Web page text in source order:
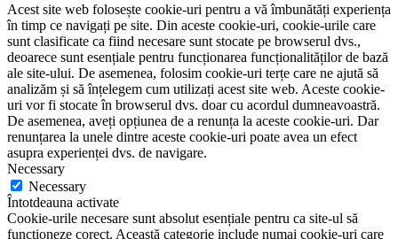
Acest site web folosește cookie-uri pentru a vă îmbunătăți experiența
în timp ce navigați pe site. Din aceste cookie-uri, cookie-urile care
sunt clasificate ca fiind necesare sunt stocate pe browserul dvs.,
deoarece sunt esențiale pentru funcționarea funcționalităților de bază
ale site-ului. De asemenea, folosim cookie-uri terțe care ne ajută să
analizăm și să înțelegem cum utilizați acest site web. Aceste cookie-
uri vor fi stocate în browserul dvs. doar cu acordul dumneavoastră.
De asemenea, aveți opțiunea de a renunța la aceste cookie-uri. Dar
renunțarea la unele dintre aceste cookie-uri poate avea un efect
asupra experienței dvs. de navigare.
Necessary
Necessary
Întotdeauna activate
Cookie-urile necesare sunt absolut esențiale pentru ca site-ul să
funcționeze corect. Această categorie include numai cookie-uri care